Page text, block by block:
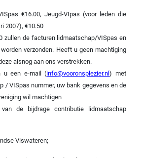
€16.00, Jeugd-VIpas (voor leden die
2007), €10.50
zullen de facturen lidmaatschap/VISpas en
verzonden. Heeft u geen machtiging
alsnog aan ons verstrekken.
u een e-mail (info@vooronsplezier.nl) met
/ VISpas nummer, uw bank gegevens en de
wil machtigen
de bijdrage contributie lidmaatschap
Viswateren;